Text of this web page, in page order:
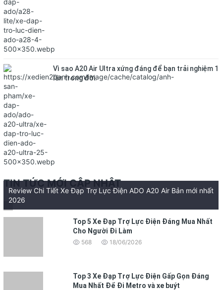
Vì sao A20 Air Ultra xứng đáng để bạn trải nghiệm 1
lần trong đời.
TIN TỨC MỚI CẬP NHẬT
Review Chi Tiết Xe Đạp Trợ Lực Điện ADO A20 Air Bản mới nhất
2026
Top 5 Xe Đạp Trợ Lực Điện Đáng Mua Nhất
Cho Người Đi Làm
568 18/06/2026
Top 3 Xe Đạp Trợ Lực Điện Gấp Gọn Đáng
Mua Nhất Để Đi Metro và xe buýt